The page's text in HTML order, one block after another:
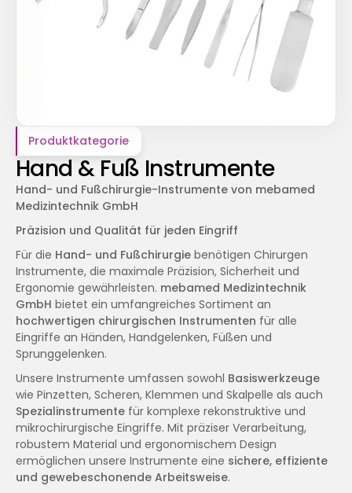
Produktkategorie
Hand & Fuß Instrumente
Hand- und Fußchirurgie-Instrumente von mebamed
Medizintechnik GmbH
Präzision und Qualität für jeden Eingriff
Für die Hand- und Fußchirurgie benötigen Chirurgen
Instrumente, die maximale Präzision, Sicherheit und
Ergonomie gewährleisten. mebamed Medizintechnik
GmbH
hochwertigen chirurgischen Instrumenten für alle
Eingriffe an Händen, Handgelenken, Füßen und
Sprunggelenken.
Unsere Instrumente umfassen sowohl Basiswerkzeuge
Spezialinstrumente für komplexe rekonstruktive und
mikrochirurgische Eingriffe. Mit präziser Verarbeitung,
robustem Material und ergonomischem Design
ermöglichen unsere Instrumente eine sichere, effiziente
und gewebeschonende Arbeitsweise.